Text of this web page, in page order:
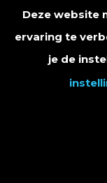
Deze website
ervaring te
je de